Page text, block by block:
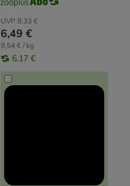
UVP 8,33 €
6,49 €
9,54 € / kg
6,17 €